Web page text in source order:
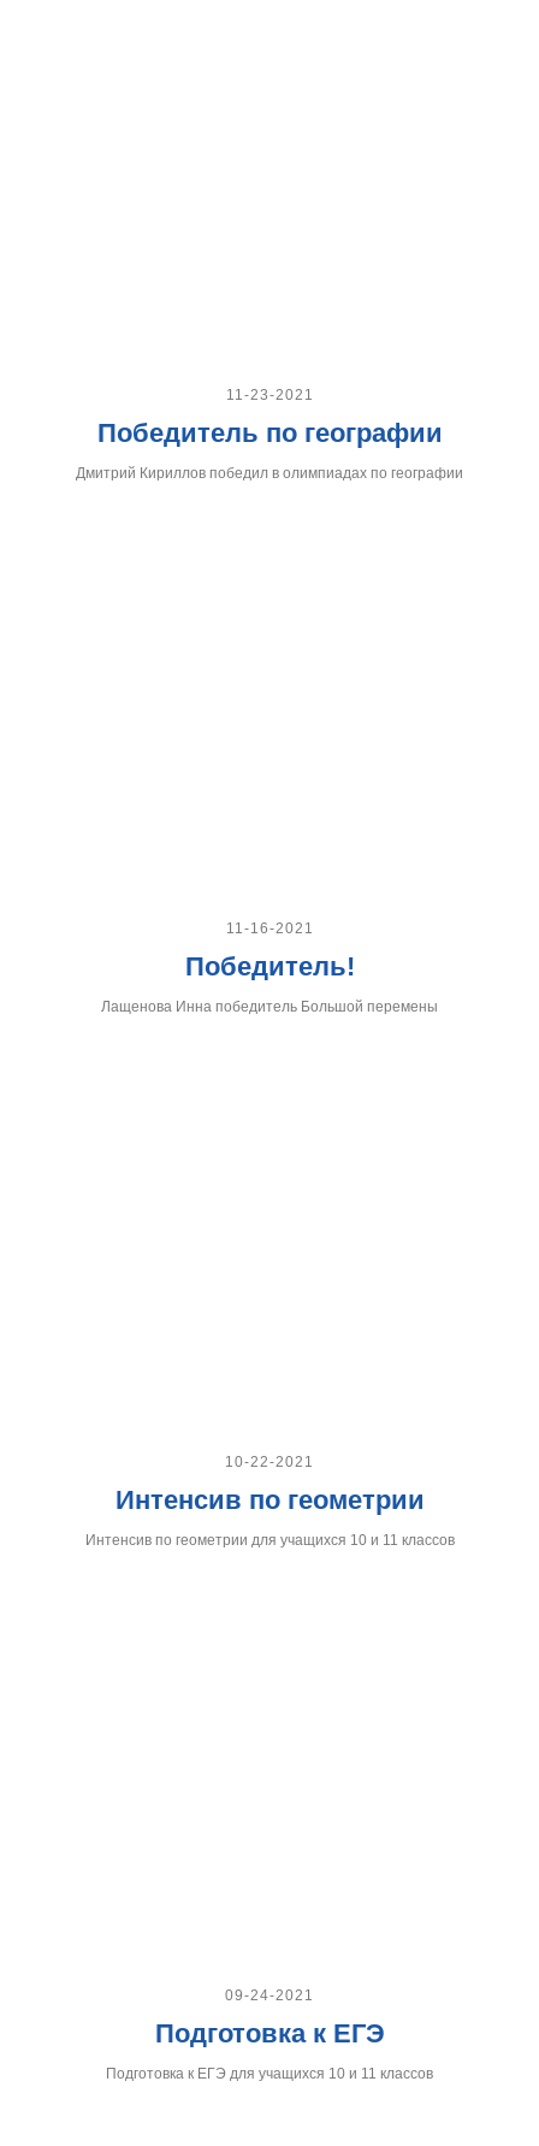
11-23-2021
Победитель по географии
Дмитрий Кириллов победил в олимпиадах по географии
11-16-2021
Победитель!
Лащенова Инна победитель Большой перемены
10-22-2021
Интенсив по геометрии
Интенсив по геометрии для учащихся 10 и 11 классов
09-24-2021
Подготовка к ЕГЭ
Подготовка к ЕГЭ для учащихся 10 и 11 классов